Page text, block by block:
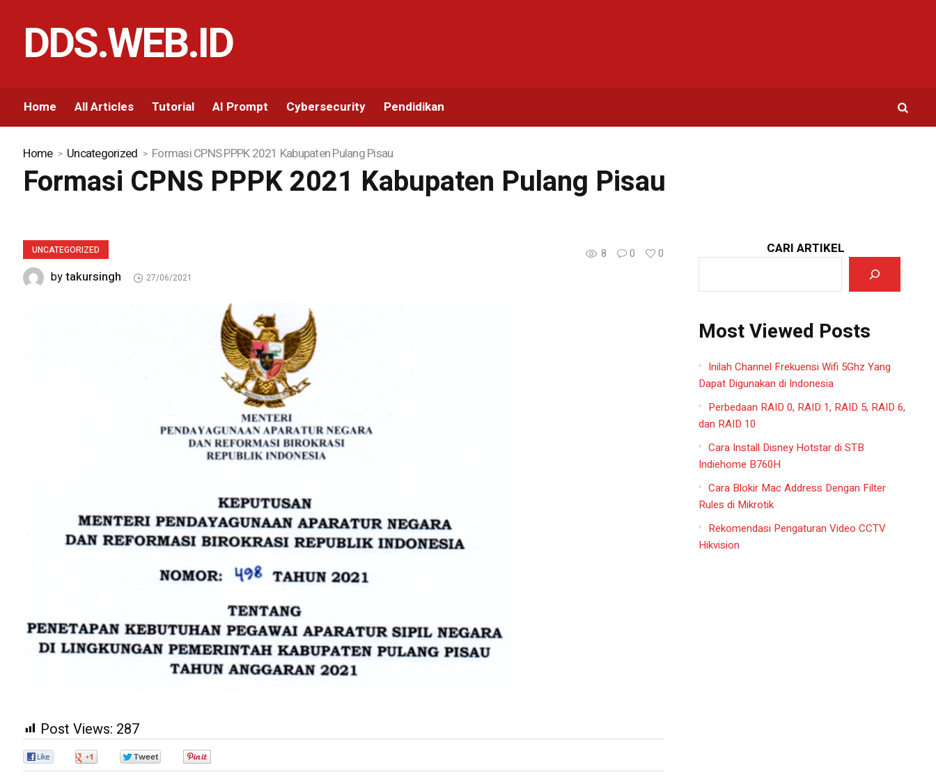
DDS.WEB.ID
Home All Articles Tutorial AI Prompt Cybersecurity Pendidikan
Home Uncategorized Formasi CPNS PPPK 2021 Kabupaten Pulang Pisau
Formasi CPNS PPPK 2021 Kabupaten Pulang Pisau
UNCATEGORIZED 8 0 0
bytakursingh 27/06/2021
Post Views: 287
CARI ARTIKEL
Most Viewed Posts
Inilah Channel Frekuensi Wifi 5Ghz Yang
Dapat Digunakan di Indonesia
Perbedaan RAID 0, RAID 1, RAID 5, RAID 6,
dan RAID 10
Cara Install Disney Hotstar di STB
Indiehome B760H
Cara Blokir Mac Address Dengan Filter
Rules di Mikrotik
Rekomendasi Pengaturan Video CCTV
Hikvision